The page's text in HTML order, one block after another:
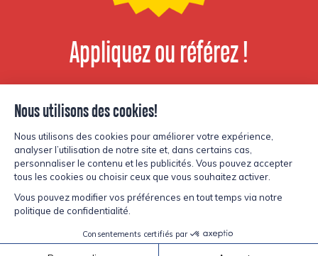
Appliquez ou référez !
Voir les postes
disponibles
© Copyright Lesters 2026Politique de confidentialitéSite parKryzalid